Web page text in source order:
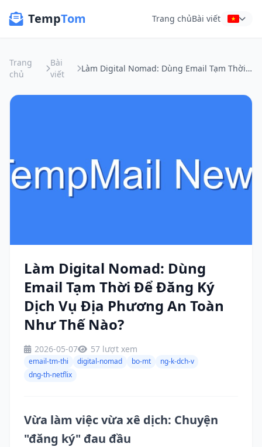
TempTom Trang chủBài viết
Trang
chủ
Bài
viết
Làm Digital Nomad: Dùng Email Tạm Thời Để Đăng Ký Dịch Vụ Địa Phương An Toàn Như Thế Nào?
Làm Digital Nomad: Dùng
Email Tạm Thời Để Đăng Ký
Dịch Vụ Địa Phương An Toàn
Như Thế Nào?
2026-05-07 57 lượt xem
email-tm-thi digital-nomad bo-mt
ng-k-dch-v
dng-th-netflix
Vừa làm việc vừa xê dịch: Chuyện
"đăng ký" đau đầu